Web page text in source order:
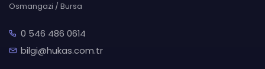
Osmangazi / Bursa
0 546 486 0614
bilgi@hukas.com.tr